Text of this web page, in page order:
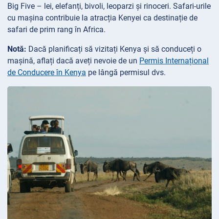
Big Five – lei, elefanți, bivoli, leoparzi și rinoceri. Safari-urile
cu mașina contribuie la atracția Kenyei ca destinație de
safari de prim rang în Africa.
Notă: Dacă planificați să vizitați Kenya și să conduceți o
mașină, aflați dacă aveți nevoie de un Permis Internațional
de Conducere în Kenya pe lângă permisul dvs.